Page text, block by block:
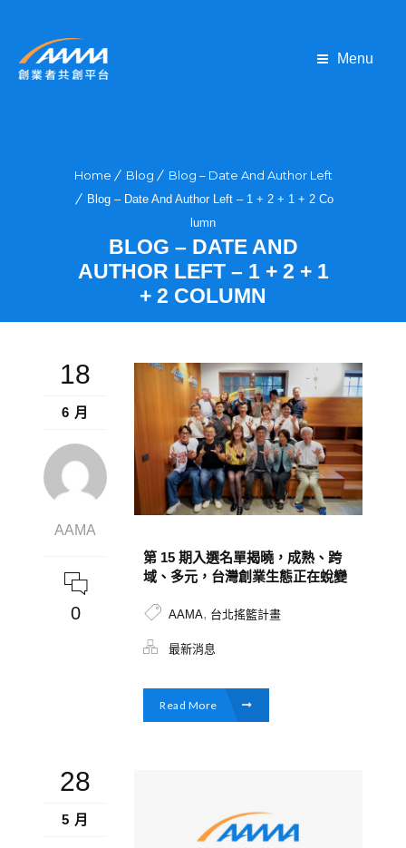
Menu
Home Blog Blog – Date And Author Left
Blog – Date And Author Left – 1 + 2 + 1 + 2 Co
lumn
BLOG – DATE AND
AUTHOR LEFT – 1 + 2 + 1
+ 2 COLUMN
18
6 月
AAMA
0
第 15 期入選名單揭曉，成熟、跨
域、多元，台灣創業生態正在蛻變
AAMA, 台北搖籃計畫
最新消息
Read More
28
5 月